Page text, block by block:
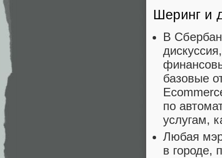
Шеринг и
В
базовые
по
услугам,
Любая
в городе,